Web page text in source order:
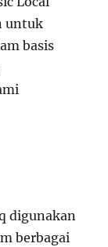
untuk
basis
digunakan
berbagai